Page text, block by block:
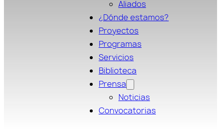
Aliados
¿Dónde estamos?
Proyectos
Programas
Servicios
Biblioteca
Prensa
Noticias
Convocatorias